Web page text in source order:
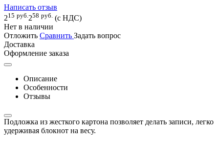
Написать отзыв
215 руб. 258 руб. (с НДС)
Нет в наличии
Отложить Сравнить Задать вопрос
Доставка
Оформление заказа
Описание
Особенности
Отзывы
Подложка из жесткого картона позволяет делать записи, легко
удерживая блокнот на весу.